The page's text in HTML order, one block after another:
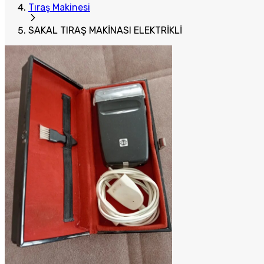
Tıraş Makinesi
SAKAL TIRAŞ MAKİNASI ELEKTRİKLİ